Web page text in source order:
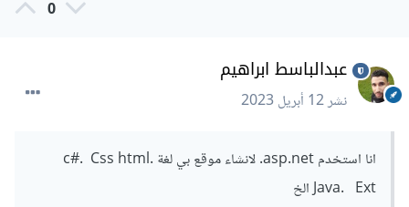
(عبر إرسال طلب إلى السيرفر يحتوي على هذا
وبعد الحصول على معلومات الاعلان نقوم بعرض
بعد قول هذا فقد ننشئ صفحة لكل اعلان إذا كان
عدد الاعلانات قليل، وإذا كانت تختلف عن بعضها
0
عبدالباسط ابراهيم
نشر12 أبريل 2023
انا استخدم asp.net. لانشاء موقع بي لغة c#. Css html.
Java. Ext الخ